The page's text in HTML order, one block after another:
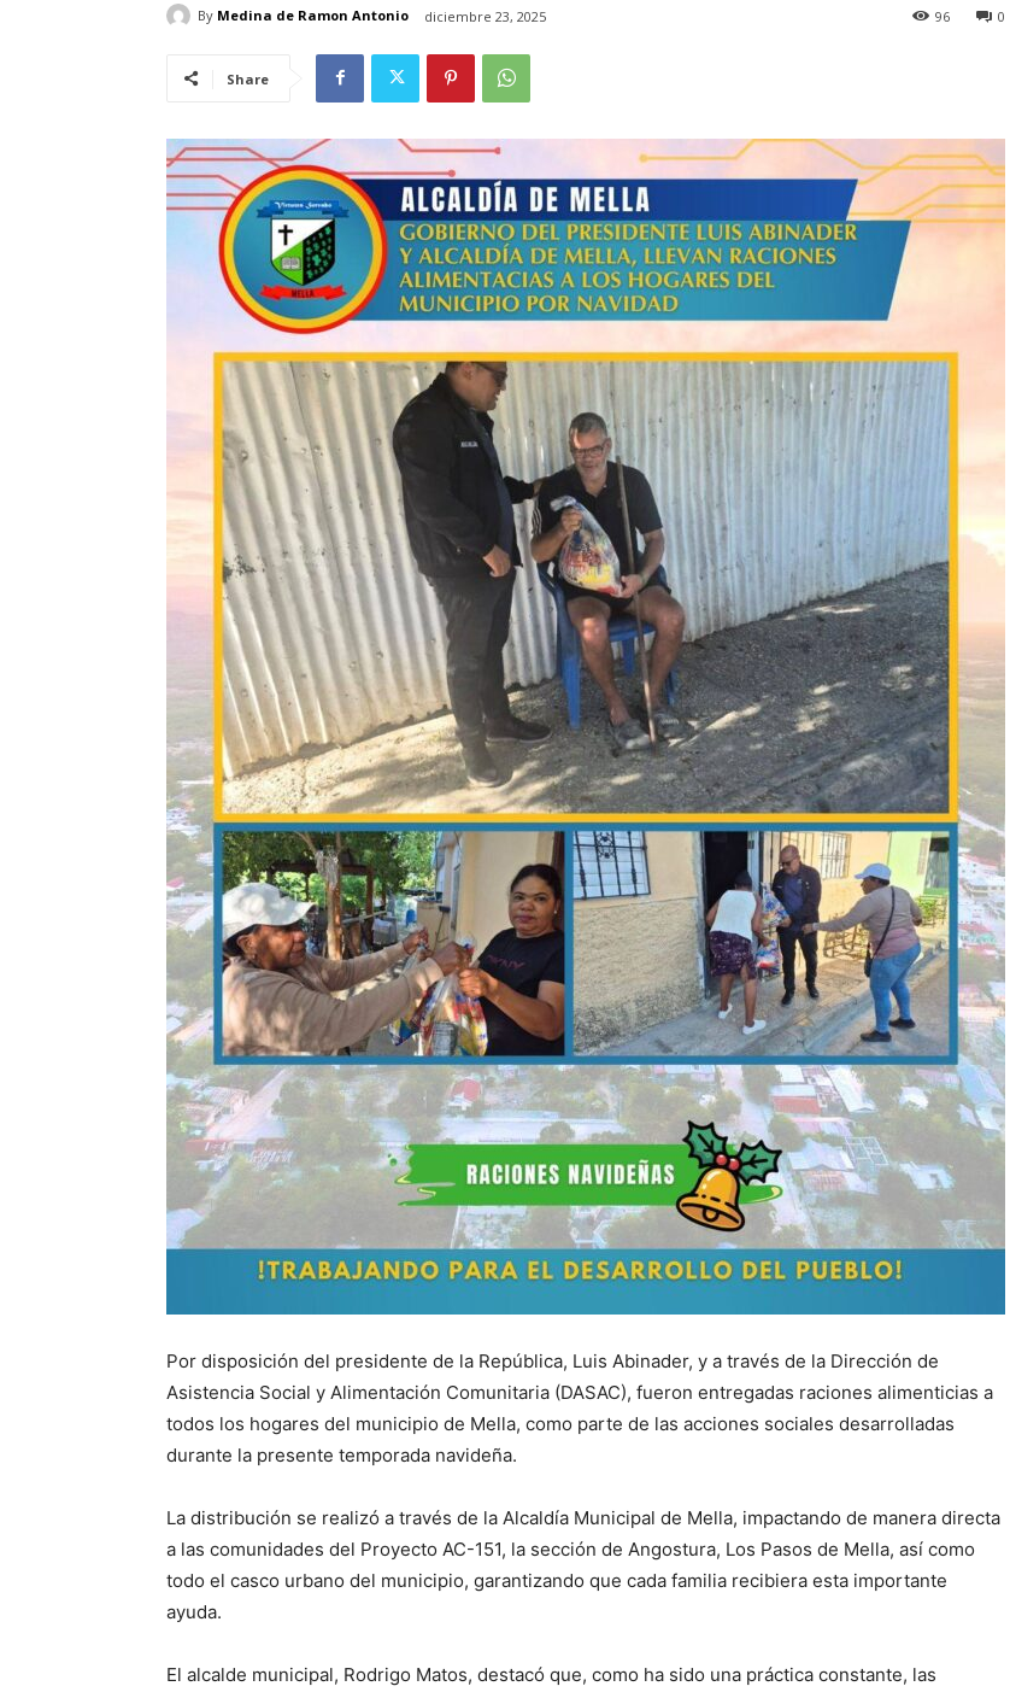
By Medina de Ramon Antonio diciembre 23, 2025 0
96
Share
Por disposición del presidente de la República, Luis Abinader, y a través de la Dirección de
Asistencia Social y Alimentación Comunitaria (DASAC), fueron entregadas raciones alimenticias a
todos los hogares del municipio de Mella, como parte de las acciones sociales desarrolladas
durante la presente temporada navideña.
La distribución se realizó a través de la Alcaldía Municipal de Mella, impactando de manera directa
a las comunidades del Proyecto AC-151, la sección de Angostura, Los Pasos de Mella, así como
todo el casco urbano del municipio, garantizando que cada familia recibiera esta importante
ayuda.
El alcalde municipal, Rodrigo Matos, destacó que, como ha sido una práctica constante, las